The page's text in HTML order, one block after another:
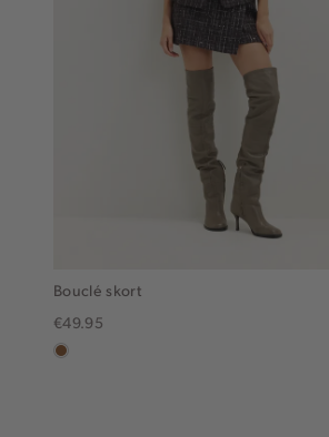
Bouclé skort
€49.95
deepmocca